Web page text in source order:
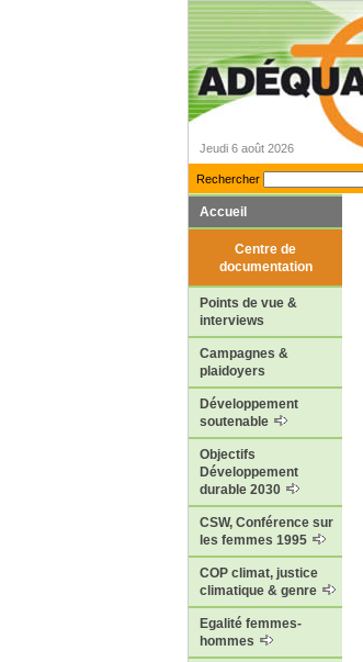
Jeudi 6 août 2026
Rechercher
Accueil
Centre de
documentation
Points de vue &
interviews
Campagnes &
plaidoyers
Développement
soutenable
Objectifs
Développement
durable 2030
CSW, Conférence sur
les femmes 1995
COP climat, justice
climatique & genre
Egalité femmes-
hommes